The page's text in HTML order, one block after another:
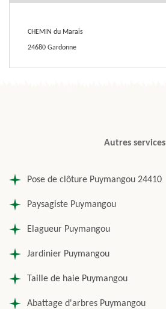
CHEMIN du Marais
24680 Gardonne
Autres services
Pose de clôture Puymangou 24410
Paysagiste Puymangou
Elagueur Puymangou
Jardinier Puymangou
Taille de haie Puymangou
Abattage d'arbres Puymangou